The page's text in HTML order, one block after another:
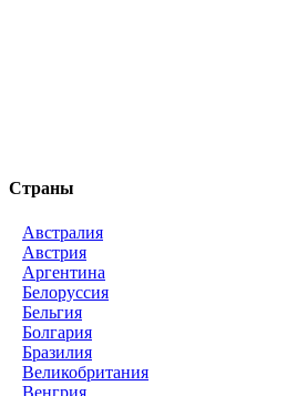
Страны
Австралия
Австрия
Аргентина
Белоруссия
Бельгия
Болгария
Бразилия
Великобритания
Венгрия